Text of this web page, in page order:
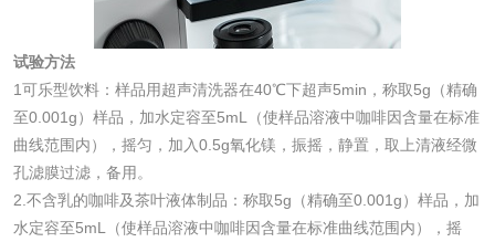
试验方法
1可乐型饮料：样品用超声清洗器在40℃下超声5min，称取5g（精确
至0.001g）样品，加水定容至5mL（使样品溶液中咖啡因含量在标准
曲线范围内），摇匀，加入0.5g氧化镁，振摇，静置，取上清液经微
孔滤膜过滤，备用。
2.不含乳的咖啡及茶叶液体制品：称取5g（精确至0.001g）样品，加
水定容至5mL（使样品溶液中咖啡因含量在标准曲线范围内），摇
微生物检测
化妆品
化妆品毒理试验 化妆品毒理测试
化妆品眼刺激试验 化妆品皮肤刺激试